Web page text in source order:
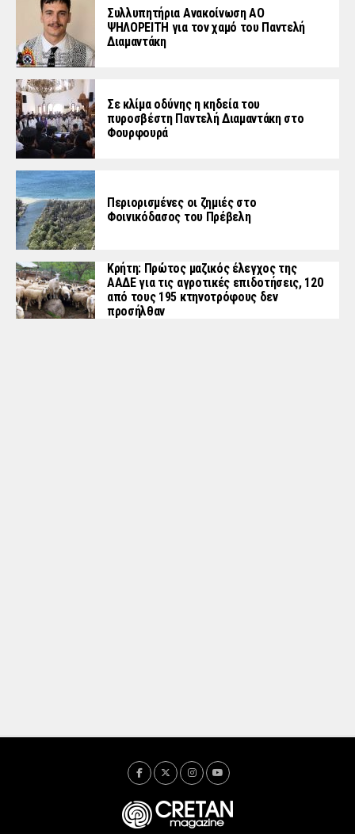
Συλλυπητήρια Ανακοίνωση ΑΟ
ΨΗΛΟΡΕΙΤΗ για τον χαμό του Παντελή
Διαμαντάκη
Σε κλίμα οδύνης η κηδεία του
πυροσβέστη Παντελή Διαμαντάκη στο
Φουρφουρά
Περιορισμένες οι ζημιές στο
Φοινικόδασος του Πρέβελη
Κρήτη: Πρώτος μαζικός έλεγχος της
ΑΑΔΕ για τις αγροτικές επιδοτήσεις, 120
από τους 195 κτηνοτρόφους δεν
προσήλθαν